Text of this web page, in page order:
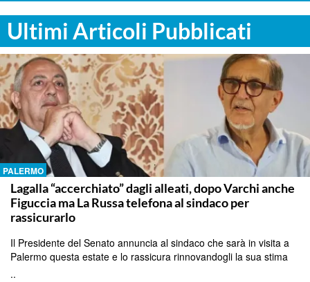
Ultimi Articoli Pubblicati
PALERMO
Lagalla “accerchiato” dagli alleati, dopo Varchi anche
Figuccia ma La Russa telefona al sindaco per
rassicurarlo
Il Presidente del Senato annuncia al sindaco che sarà in visita a
Palermo questa estate e lo rassicura rinnovandogli la sua stima
..